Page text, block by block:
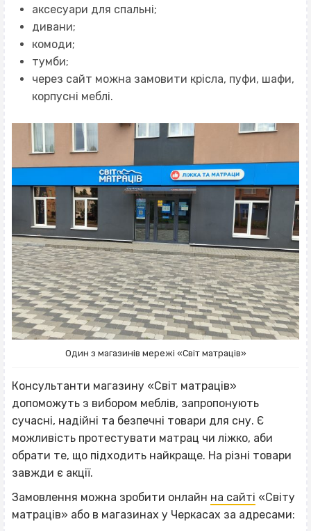
аксесуари для спальні;
дивани;
комоди;
тумби;
через сайт можна замовити крісла, пуфи, шафи,
корпусні меблі.
Один з магазинів мережі «Світ матраців»
Консультанти магазину «Світ матраців»
допоможуть з вибором меблів, запропонують
сучасні, надійні та безпечні товари для сну. Є
можливість протестувати матрац чи ліжко, аби
обрати те, що підходить найкраще. На різні товари
завжди є акції.
Замовлення можна зробити онлайн на сайті «Світу
матраців» або в магазинах у Черкасах за адресами: